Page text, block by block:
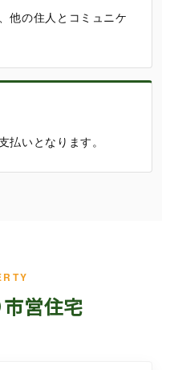
他の住人とコミュニケ
払いとなります。
営住宅